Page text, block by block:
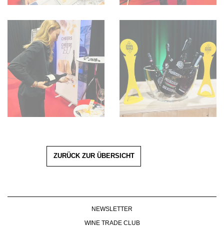
ZURÜCK ZUR ÜBERSICHT
NEWSLETTER
WINE TRADE CLUB